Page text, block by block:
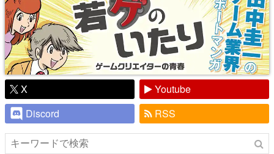
X
Youtube
Discord
RSS